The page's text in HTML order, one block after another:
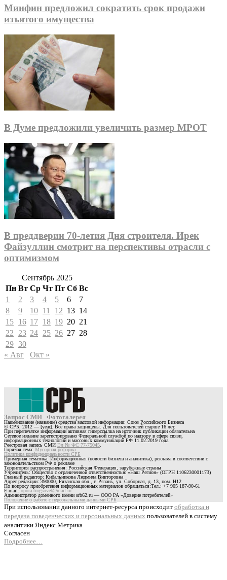
Минфин предложил сократить срок продажи
изъятого имущества
В Думе предложили увеличить размер МРОТ
В преддверии 70-летия Дня строителя. Ирек
Файзуллин смотрит на перспективы отрасли с
оптимизмом
Сентябрь 2025
Пн Вт Ср Чт Пт Сб Вс
1
2 3 4 5 6
7
8
9 10 11 12 13 14
15 16 17 18 19 20 21
22
23 24 25 26 27 28
29 30
« Авг
Окт »
Запрос СМИ Фотогалерея
Наименование (название) средства массовой информации: Союз Российского Бизнеса
© СРБ, 2012 — [year]. Все права защищены. Для пользователей старше 16 лет.
При перепечатке информации активная гиперссылка на источник публикации обязательна
Сетевое издание зарегистрировано Федеральной службой по надзору в сфере связи,
информационных технологий и массовых коммуникаций РФ 11.02.2019 года.
Реестровая запись СМИ Эл № ФС 77-75045
Горячая тема: Мусорная реформа
Политика конфиденциальности СРБ
Примерная тематика: Информационная (новости бизнеса и аналитика), реклама в соответствии с
законодательством РФ о рекламе
Территория распространения: Российская Федерация, зарубежные страны
Учредитель: Общество с ограниченной ответственностью «Наш Регион» (ОГРН 1106230001173)
Главный редактор: Кибальникова Людмила Викторовна
Адрес редакции: 390000, Рязанская обл., г. Рязань, ул. Соборная, д. 13, пом. Н12
По вопросу приобретения информационных материалов обращаться:Тел.: +7 905 187-90-61
E-mail:opora-torgsovet@mail.ru
Администратор доменного имени srb62.ru — ООО РА «Доверие потребителей»
Положение о работе с персональными данными СРБ
При использовании данного интернет-ресурса происходит обработка и
передача поведенческих и персональных данных пользователей в систему
аналитики Яндекс.Метрика
Согласен
Подробнее…